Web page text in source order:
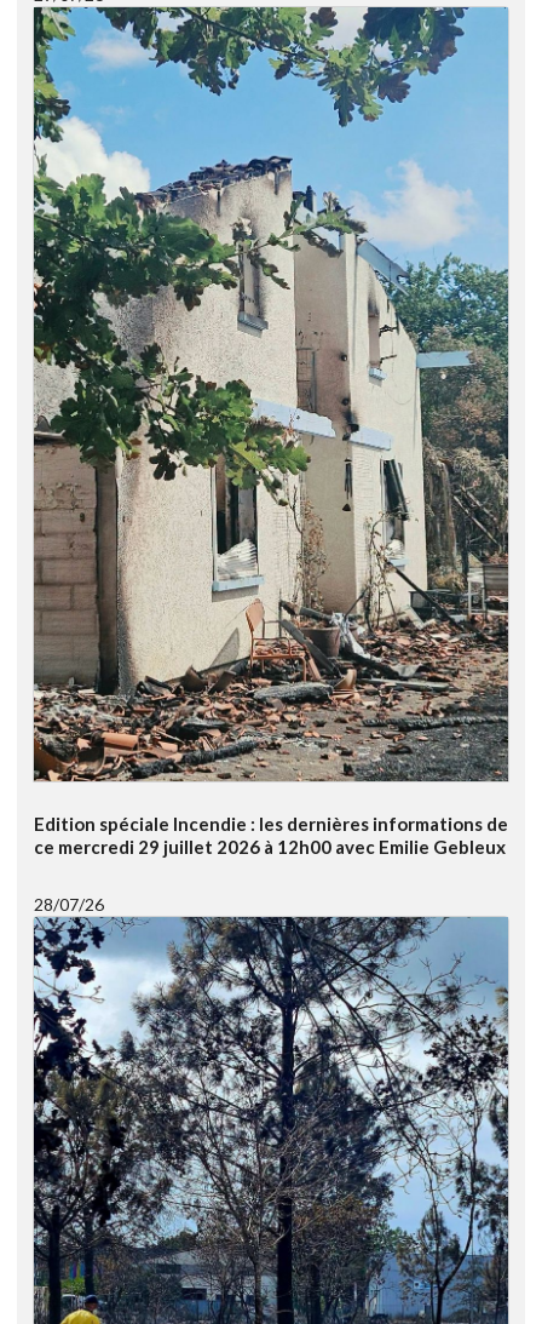
Edition spéciale Incendie : les dernières informations de
ce mercredi 29 juillet 2026 à 12h00 avec Emilie Gebleux
28/07/26